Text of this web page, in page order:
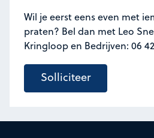
Wil je eerst eens even met
praten? Bel dan met Leo
Kringloop en Bedrijven: 06
Solliciteer